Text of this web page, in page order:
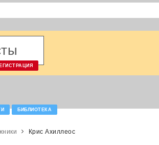
БИБЛИОТЕКА
Крис Ахиллеос